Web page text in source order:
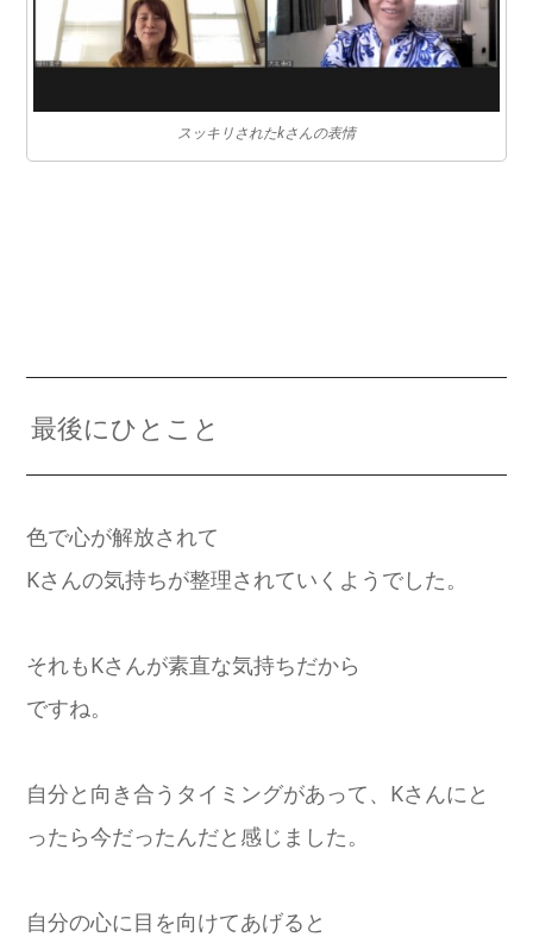
スッキリされたkさんの表情
最後にひとこと
色で心が解放されて
Kさんの気持ちが整理されていくようでした。
それもKさんが素直な気持ちだから
ですね。
自分と向き合うタイミングがあって、Kさんにと
ったら今だったんだと感じました。
自分の心に目を向けてあげると